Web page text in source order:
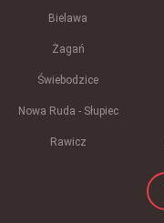
Bielawa
Żagań
Świebodzice
Nowa Ruda - Słupiec
Rawicz